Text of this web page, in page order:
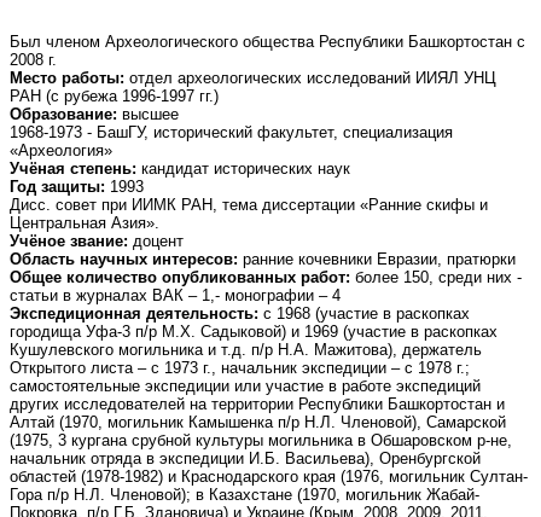
Был членом Археологического общества Республики Башкортостан с
2008 г.
Место работы: отдел археологических исследований ИИЯЛ УНЦ
РАН (с рубежа 1996-1997 гг.)
Образование: высшее
1968-1973 - БашГУ, исторический факультет, специализация
«Археология»
Учёная степень: кандидат исторических наук
Год защиты: 1993
Дисс. совет при ИИМК РАН, тема диссертации «Ранние скифы и
Центральная Азия».
Учёное звание: доцент
Область научных интересов: ранние кочевники Евразии, пратюрки
Общее количество опубликованных работ: более 150, среди них -
статьи в журналах ВАК – 1,- монографии – 4
Экспедиционная деятельность: с 1968 (участие в раскопках
городища Уфа-3 п/р М.Х. Садыковой) и 1969 (участие в раскопках
Кушулевского могильника и т.д. п/р Н.А. Мажитова), держатель
Открытого листа – с 1973 г., начальник экспедиции – с 1978 г.;
самостоятельные экспедиции или участие в работе экспедиций
других исследователей на территории Республики Башкортостан и
Алтай (1970, могильник Камышенка п/р Н.Л. Членовой), Самарской
(1975, 3 кургана срубной культуры могильника в Обшаровском р-не,
начальник отряда в экспедиции И.Б. Васильева), Оренбургской
областей (1978-1982) и Краснодарского края (1976, могильник Султан-
Гора п/р Н.Л. Членовой); в Казахстане (1970, могильник Жабай-
Покровка, п/р Г.Б. Здановича) и Украине (Крым, 2008, 2009, 2011,